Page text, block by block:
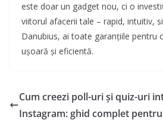
este doar un gadget nou, ci o
viitorul afacerii tale – rapid, intuitiv,
Danubius, ai toate garanțiile pentru
ușoară și eficientă.
Cum creezi poll-uri și quiz-uri
Instagram: ghid complet